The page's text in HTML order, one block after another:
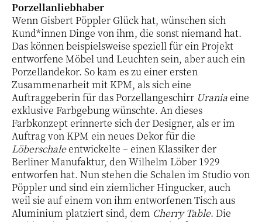
Porzellanliebhaber
Wenn Gisbert Pöppler Glück hat, wünschen sich
Kund*innen Dinge von ihm, die sonst niemand hat.
Das können beispielsweise speziell für ein Projekt
entworfene Möbel und Leuchten sein, aber auch ein
Porzellandekor. So kam es zu einer ersten
Zusammenarbeit mit KPM, als sich eine
Auftraggeberin für das Porzellangeschirr Uraniaeine
exklusive Farbgebung wünschte. An dieses
Farbkonzept erinnerte sich der Designer, als er im
Auftrag von KPM ein neues Dekor für die
Löberschaleentwickelte – einen Klassiker der
Berliner Manufaktur, den Wilhelm Löber 1929
entworfen hat. Nun stehen die Schalen im Studio von
Pöppler und sind ein ziemlicher Hingucker, auch
weil sie auf einem von ihm entworfenen Tisch aus
Aluminium platziert sind, dem Cherry Table. Die